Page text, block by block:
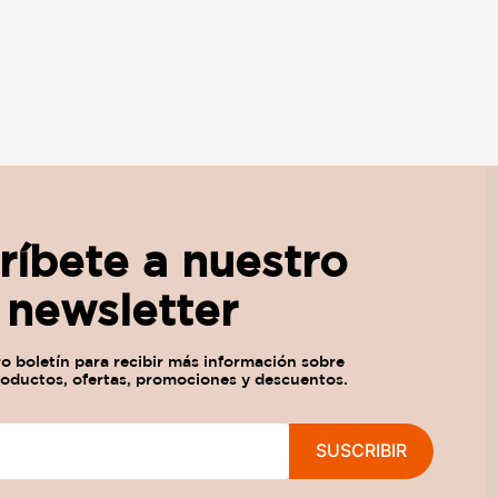
a nuestro
newsletter
SUSCRIBIR